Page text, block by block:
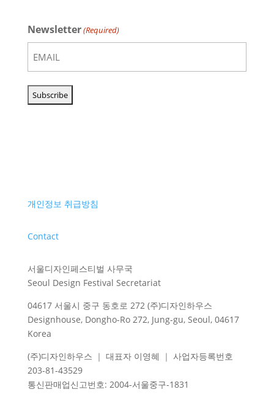
Newsletter(Required)
개인정보 취급방침
Contact
서울디자인페스티벌 사무국
Seoul Design Festival Secretariat
04617 서울시 중구 동호로 272 (주)디자인하우스
Designhouse, Dongho-Ro 272, Jung-gu, Seoul, 04617
Korea
(주)디자인하우스 ｜ 대표자 이영혜 ｜ 사업자등록번호
203-81-43529
통신판매업신고번호: 2004-서울중구-1831